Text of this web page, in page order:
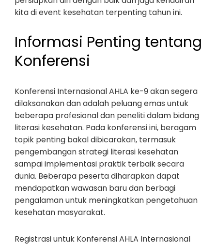
kita di event kesehatan terpenting tahun ini.
Informasi Penting tentang
Konferensi
Konferensi Internasional AHLA ke-9 akan segera
dilaksanakan dan adalah peluang emas untuk
beberapa profesional dan peneliti dalam bidang
literasi kesehatan. Pada konferensi ini, beragam
topik penting bakal dibicarakan, termasuk
pengembangan strategi literasi kesehatan
sampai implementasi praktik terbaik secara
dunia. Beberapa peserta diharapkan dapat
mendapatkan wawasan baru dan berbagi
pengalaman untuk meningkatkan pengetahuan
kesehatan masyarakat.
Registrasi untuk Konferensi AHLA Internasional